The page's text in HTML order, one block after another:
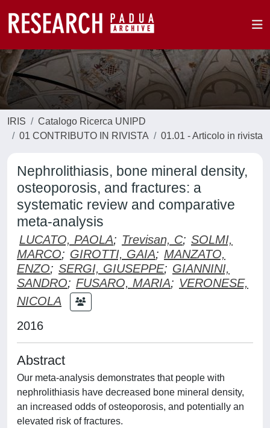
IRIS
Catalogo Ricerca UNIPD
01 CONTRIBUTO IN RIVISTA
01.01 - Articolo in rivista
Nephrolithiasis, bone mineral density,
osteoporosis, and fractures: a
systematic review and comparative
meta-analysis
LUCATO, PAOLA; Trevisan, C; SOLMI,
MARCO; GIROTTI, GAIA; MANZATO,
ENZO; SERGI, GIUSEPPE; GIANNINI,
SANDRO; FUSARO, MARIA; VERONESE,
NICOLA
2016
Abstract
Our meta-analysis demonstrates that people with
nephrolithiasis have decreased bone mineral density,
an increased odds of osteoporosis, and potentially an
elevated risk of fractures.